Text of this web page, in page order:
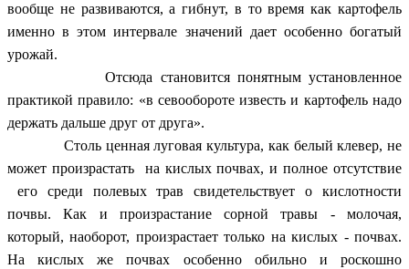
вообще не развиваются, а гибнут, в то время как картофель
именно в этом интервале значений дает особенно богатый
урожай.
Отсюда становится понятным установленное
практикой правило: «в севообороте известь и картофель надо
держать дальше друг от друга».
Столь ценная луговая культура, как белый клевер, не
может произрастать на кислых почвах, и полное отсутствие
его среди полевых трав свидетельствует о кислотности
почвы. Как и произрастание сорной травы - молочая,
который, наоборот, произрастает только на кислых - почвах.
На кислых же почвах особенно обильно и роскошно